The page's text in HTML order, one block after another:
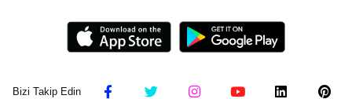
Bizi Takip Edin